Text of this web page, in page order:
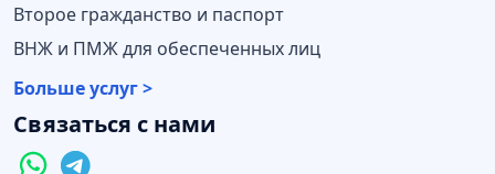
Второе гражданство и паспорт
ВНЖ и ПМЖ для обеспеченных лиц
Больше услуг >
Связаться с нами